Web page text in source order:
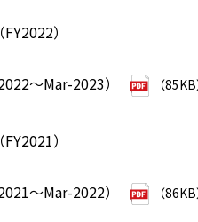
）
～Mar-2023） （
）
～Mar-2022） （